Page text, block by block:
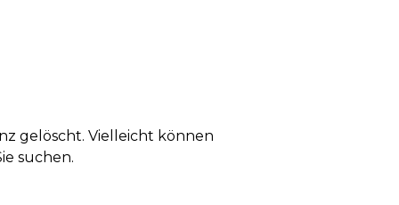
gelöscht. Vielleicht können
suchen.